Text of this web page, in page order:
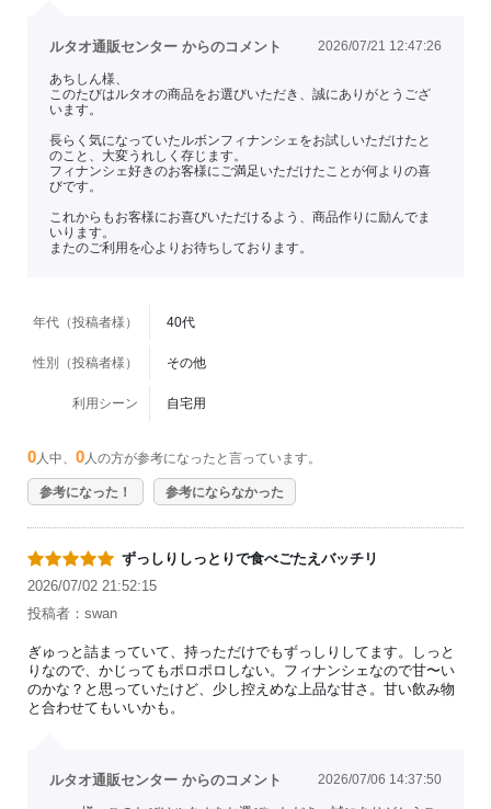
ルタオ通販センター からのコメント 2026/07/21 12:47:26
あちしん様、
このたびはルタオの商品をお選びいただき、誠にありがとうござ
います。
長らく気になっていたルボンフィナンシェをお試しいただけたと
のこと、大変うれしく存じます。
フィナンシェ好きのお客様にご満足いただけたことが何よりの喜
びです。
これからもお客様にお喜びいただけるよう、商品作りに励んでま
いります。
またのご利用を心よりお待ちしております。
年代（投稿者様） 40代
性別（投稿者様） その他
利用シーン 自宅用
0 人中、 0 人の方が参考になったと言っています。
参考になった！ 参考にならなかった
ずっしりしっとりで食べごたえバッチリ
2026/07/02 21:52:15
投稿者：swan
ぎゅっと詰まっていて、持っただけでもずっしりしてます。しっと
りなので、かじってもポロポロしない。フィナンシェなので甘〜い
のかな？と思っていたけど、少し控えめな上品な甘さ。甘い飲み物
と合わせてもいいかも。
ルタオ通販センター からのコメント 2026/07/06 14:37:50